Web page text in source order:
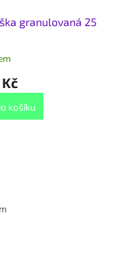
granulovaná 25
košíku